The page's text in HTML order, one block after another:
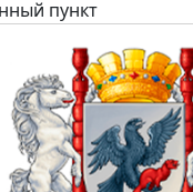
пункт